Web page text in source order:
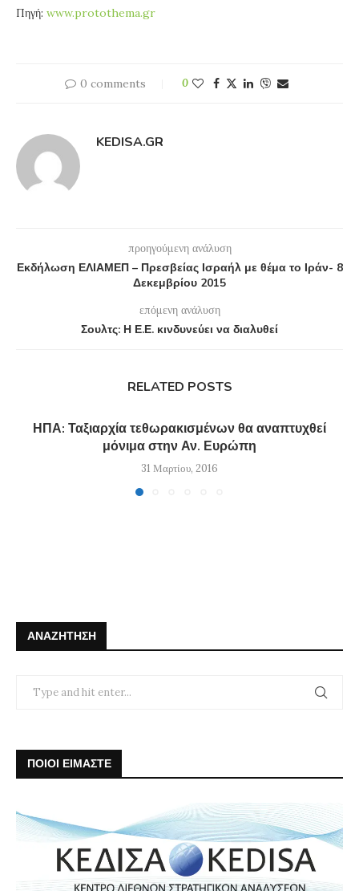
Πηγή: www.protothema.gr
0 comments 0
KEDISA.GR
προηγούμενη ανάλυση
Εκδήλωση ΕΛΙΑΜΕΠ – Πρεσβείας Ισραήλ με θέμα το Ιράν- 8
Δεκεμβρίου 2015
επόμενη ανάλυση
Σουλτς: Η Ε.Ε. κινδυνεύει να διαλυθεί
RELATED POSTS
ΗΠΑ: Ταξιαρχία τεθωρακισμένων θα αναπτυχθεί
μόνιμα στην Αν. Ευρώπη
31 Μαρτίου, 2016
ΑΝΑΖΉΤΗΣΗ
ΠΟΙΟΙ ΕΙΜΑΣΤΕ